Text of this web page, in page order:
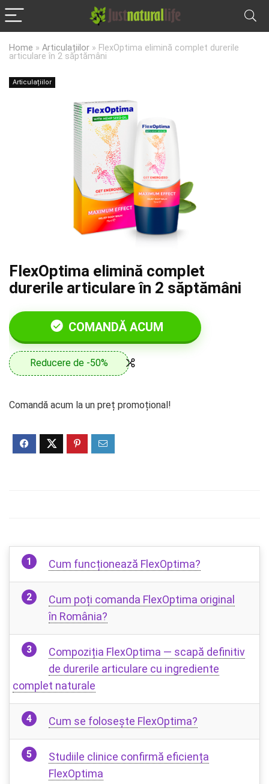
Home » Articulațiilor » FlexOptima elimină complet durerile
articulare în 2 săptămâni
Articulațiilor
FlexOptima elimină complet
durerile articulare în 2 săptămâni
COMANDĂ ACUM
Reducere de -50%
Comandă acum la un preț promoțional!
Cum funcționează FlexOptima?
Cum poți comanda FlexOptima original
în România?
Compoziția FlexOptima — scapă definitiv
de durerile articulare cu ingrediente
complet naturale
Cum se folosește FlexOptima?
Studiile clinice confirmă eficiența
FlexOptima